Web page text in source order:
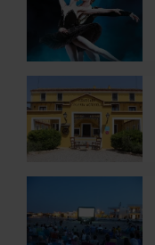
València
cisnes»
se
representa
este
verano
en
«Descanso
Entreviñas»:
escapada
enoturística
en
València
y